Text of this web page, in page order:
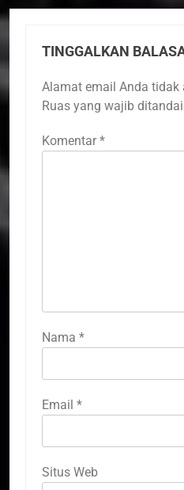
TINGGALKAN
Alamat email Anda
Ruas yang wajib ditandai
Komentar *
Nama *
Email *
Situs Web